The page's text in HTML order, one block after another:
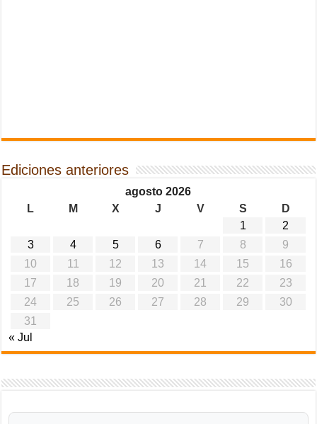
Ediciones anteriores
agosto 2026
L
M X J V S
D
1
2
3
4 5 6 7 8
9
10
11 12 13 14 15
16
17
18 19 20 21 22
23
24
25 26 27 28 29
30
31
« Jul